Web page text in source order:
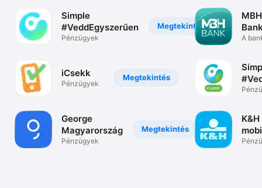
Megtekintés
Simple
#VeddEgyszerűen
Pénzügyek
Megtekintés
iCsekk
Pénzügyek
Megtekintés
George
Magyarország
Pénzügyek
MBH
A
K&H